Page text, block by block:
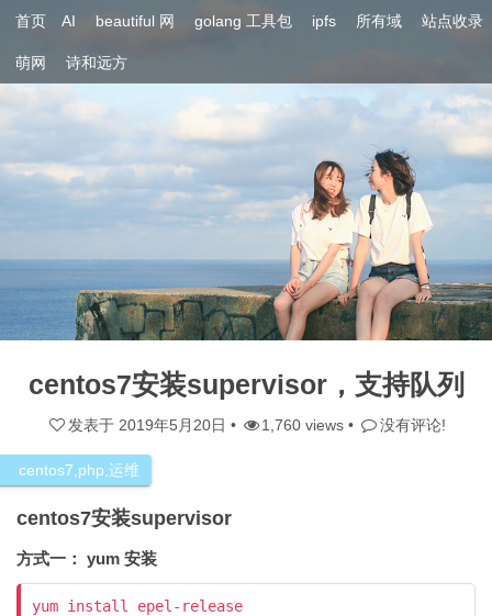
首页 AI beautiful 网 golang 工具包 ipfs 所有域 站点收录
萌网 诗和远方
centos7安装supervisor，支持队列
发表于 2019年5月20日 • 1,760 views • 没有评论!
centos7 php 运维
centos7安装supervisor
方式一： yum 安装
yum install epel-release